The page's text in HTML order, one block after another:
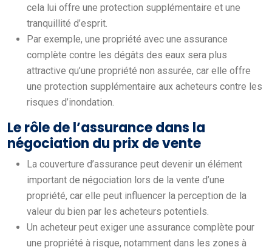
cela lui offre une protection supplémentaire et une
tranquillité d’esprit.
Par exemple, une propriété avec une assurance
complète contre les dégâts des eaux sera plus
attractive qu’une propriété non assurée, car elle offre
une protection supplémentaire aux acheteurs contre les
risques d’inondation.
Le rôle de l’assurance dans la
négociation du prix de vente
La couverture d’assurance peut devenir un élément
important de négociation lors de la vente d’une
propriété, car elle peut influencer la perception de la
valeur du bien par les acheteurs potentiels.
Un acheteur peut exiger une assurance complète pour
une propriété à risque, notamment dans les zones à